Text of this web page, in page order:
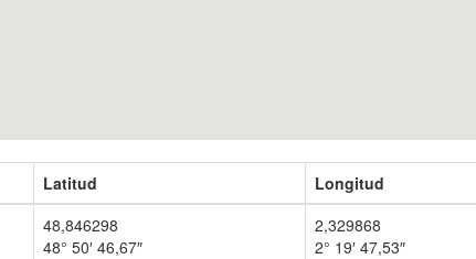
Latitud
Longitud
48,846298
48° 50′ 46,67″
2,329868
2° 19′ 47,53″